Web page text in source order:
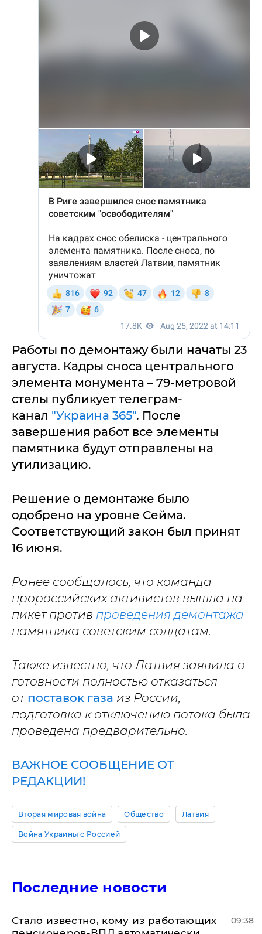
Работы по демонтажу были начаты 23
августа. Кадры сноса центрального
элемента монумента – 79-метровой
стелы публикует телеграм-
канал "Украина 365". После
завершения работ все элементы
памятника будут отправлены на
утилизацию.
Решение о демонтаже было
одобрено на уровне Сейма.
Соответствующий закон был принят
16 июня.
Ранее сообщалось, что команда
пророссийских активистов вышла на
пикет против проведения демонтажа
памятника советским солдатам.
Также известно, что Латвия заявила о
готовности полностью отказаться
от поставок газа из России,
подготовка к отключению потока была
проведена предварительно.
ВАЖНОЕ СООБЩЕНИЕ ОТ
РЕДАКЦИИ!
Вторая мировая война Общество Латвия
Война Украины с Россией
Последние новости
Стало известно, кому из работающих
09:38